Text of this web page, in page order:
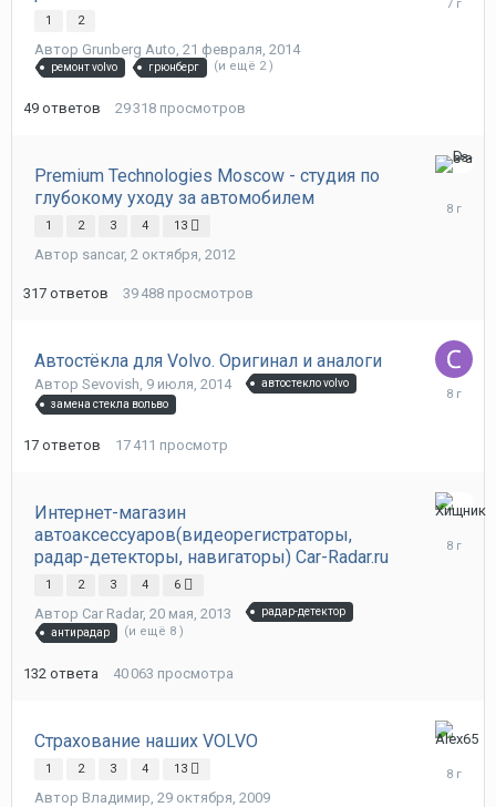
1 2
Автор Grunberg Auto 21 февраля, 2014
ремонт volvo грюнберг (и ещё 2 )
49 ответов 29 318 просмотров
Premium Technologies Moscow - студия по
глубокому уходу за автомобилем
1 2 3 4 13
Автор sancar, 2 октября, 2012
317 ответов 39 488 просмотров
апреля,
Автостёкла для Volvo. Оригинал и аналоги
Автор Sevovish, 9 июля, 2014
автостекло volvo
замена стекла вольво
17 ответов 17 411 просмотр
Интернет-магазин
автоаксессуаров(видеорегистраторы,
радар-детекторы, навигаторы) Car-Radar.ru
1 2 3 4 6
Автор Car Radar, 20 мая, 2013
радар-детектор
антирадар
(и ещё 8 )
132 ответа 40 063 просмотра
30
октября,
Страхование наших VOLVO
1 2 3 4 13
Автор Владимир 29 октября, 2009
13